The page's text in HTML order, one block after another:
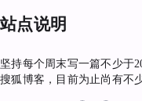
站点说明
坚持每个周末写一篇不少于
搜狐博客，目前为止尚有不